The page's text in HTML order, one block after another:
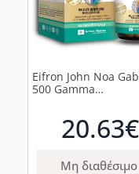
Eifron John Noa
500 Gamma
90 κάψουλες
20.63€
Μη διαθέσιμο